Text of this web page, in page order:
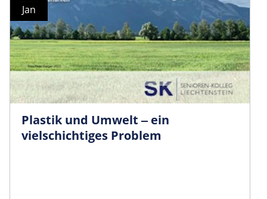
Jan
Plastik und Umwelt ‒ ein
vielschichtiges Problem